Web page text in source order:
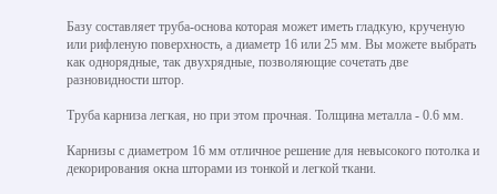
Базу составляет труба-основа которая может иметь гладкую, крученую
или рифленую поверхность, а диаметр 16 или 25 мм. Вы можете выбрать
как однорядные, так двухрядные, позволяющие сочетать две
разновидности штор.
Труба карниза легкая, но при этом прочная. Толщина металла - 0.6 мм.
Карнизы с диаметром 16 мм отличное решение для невысокого потолка и
декорирования окна шторами из тонкой и легкой ткани.